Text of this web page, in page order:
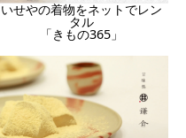
いせやの着物をネットでレン
タル
「きもの365」